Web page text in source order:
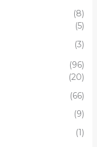
(8)
(5)
(3)
(96)
(20)
(66)
(9)
(1)